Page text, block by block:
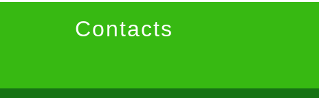
Contacts